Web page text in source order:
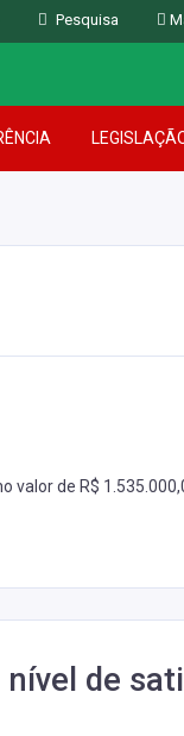
Pesquisa
valor de R$
nível de